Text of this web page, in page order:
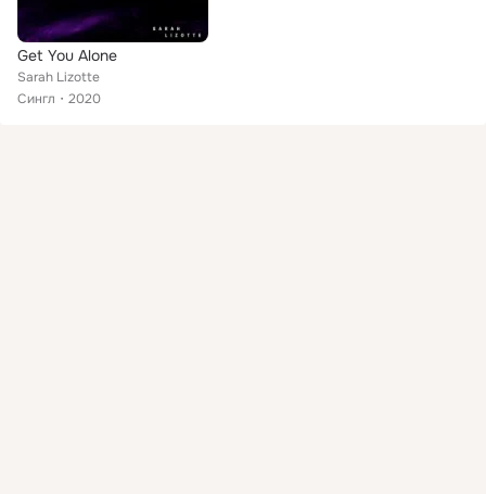
Get You Alone
Sarah Lizotte
Сингл
2020